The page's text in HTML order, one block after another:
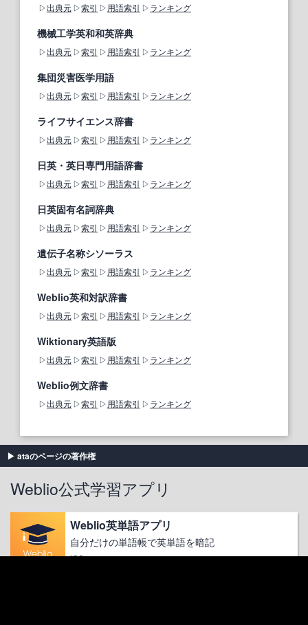
出典元 索引 用語索引 ランキング
機械工学英和和英辞典
出典元 索引 用語索引 ランキング
集団災害医学用語
出典元 索引 用語索引 ランキング
ライフサイエンス辞書
出典元 索引 用語索引 ランキング
日英・英日専門用語辞書
出典元 索引 用語索引 ランキング
日英固有名詞辞典
出典元 索引 用語索引 ランキング
遺伝子名称シソーラス
出典元 索引 用語索引 ランキング
Weblio英和対訳辞書
出典元 索引 用語索引 ランキング
Wiktionary英語版
出典元 索引 用語索引 ランキング
Weblio例文辞書
出典元 索引 用語索引 ランキング
ataのページの著作権
Weblio公式学習アプリ
Weblio英単語アプリ
自分だけの単語帳で英単語を暗記
iOS